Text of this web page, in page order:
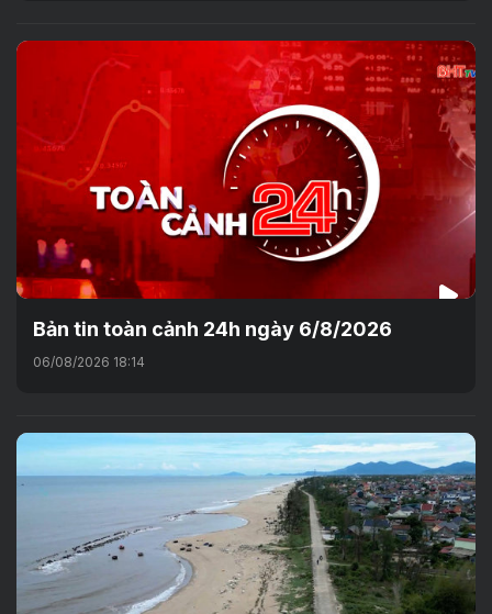
Bản tin toàn cảnh 24h ngày 6/8/2026
06/08/2026 18:14